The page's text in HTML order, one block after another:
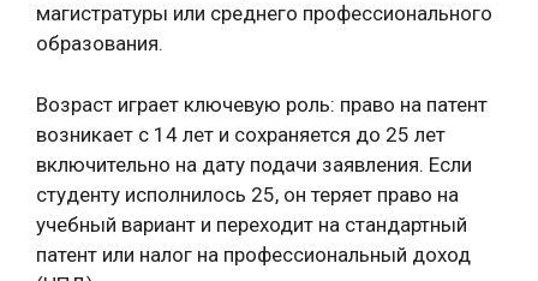
магистратуры или среднего профессионального
образования.
Возраст играет ключевую роль: право на патент
возникает с 14 лет и сохраняется до 25 лет
включительно на дату подачи заявления. Если
студенту исполнилось 25, он теряет право на
учебный вариант и переходит на стандартный
патент или налог на профессиональный доход